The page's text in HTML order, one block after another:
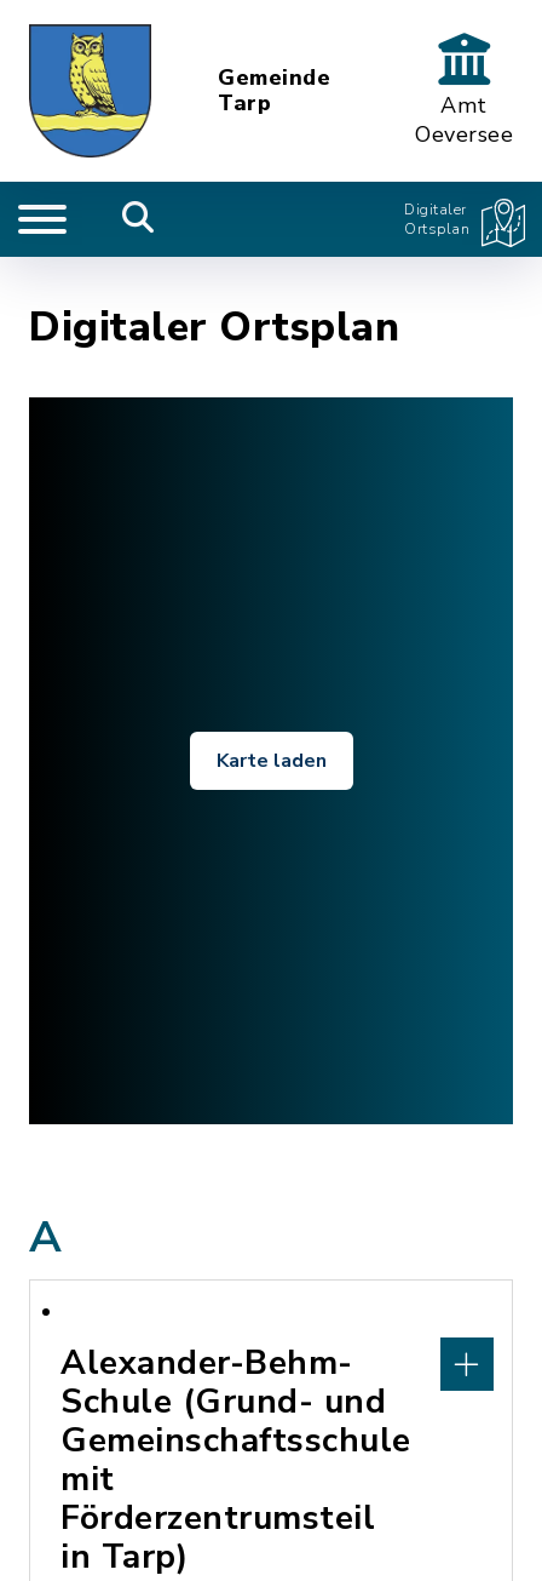
Gemeinde
Tarp
Amt
Oeversee
Digitaler
Ortsplan
Digitaler Ortsplan
Karte laden
A
Alexander-Behm-
Schule (Grund- und
Gemeinschaftsschule
mit
Förderzentrumsteil
in Tarp)